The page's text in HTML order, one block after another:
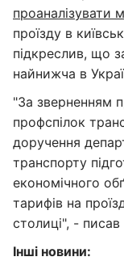
проаналізувати
проїзду в
підкреслив, що
найнижча в
"За зверненням
профспілок
доручення
транспорту
економічного
тарифів на
столиці", -
Інші новини: